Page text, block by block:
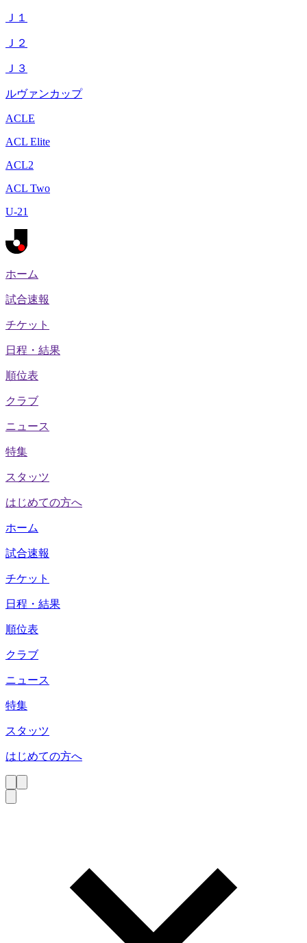
Ｊ１
Ｊ２
Ｊ３
ルヴァンカップ
ACLE
ACL Elite
ACL2
ACL Two
U-21
ホーム
試合速報
チケット
日程・結果
順位表
クラブ
ニュース
特集
スタッツ
はじめての方へ
ホーム
試合速報
チケット
日程・結果
順位表
クラブ
ニュース
特集
スタッツ
はじめての方へ